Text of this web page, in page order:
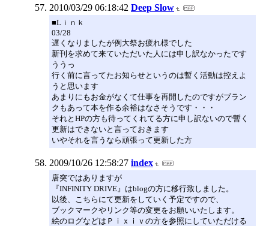
2010/03/29 06:18:42 Deep Slow
■Lｉｎｋ
03/28
遅くなりましたが例大祭お疲れ様でした
新刊を求めて来ていただいた人には申し訳なかったです
ううっ
行く前に言ってたお知らせというのは暫く活動は控えよ
うと思います
あまりにもお金がなくて仕事を再開したのですがブラン
クもあって本を作る余裕はなさそうです・・・
それとHPの方も待ってくれてる方に申し訳ないので暫く
更新はできないと言っておきます
いやそれを言うなら頑張って更新した方
2009/10/26 12:58:27 index
唐突ではありますが
『INFINITY DRIVE』はblogの方に移行致しました。
以後、こちらにて更新をしていく予定ですので、
ブックマークやリンク等の変更をお願いいたします。
絵のログなどはＰｉｘｉｖの方を参照にしていただける